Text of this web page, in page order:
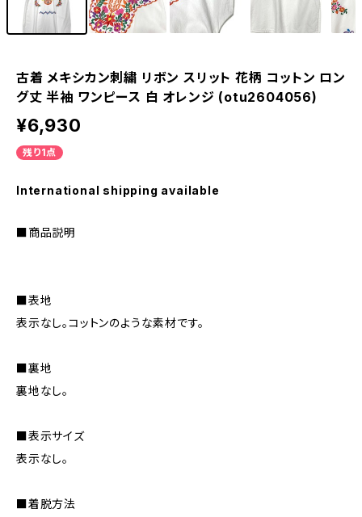
古着 メキシカン刺繍 リボン スリット 花柄 コットン ロン
グ丈 半袖 ワンピース 白 オレンジ (otu2604056)
¥6,930
残り1点
International shipping available
■商品説明
■表地
表示なし。コットンのような素材です。
■裏地
裏地なし。
■表示サイズ
表示なし。
■着脱方法